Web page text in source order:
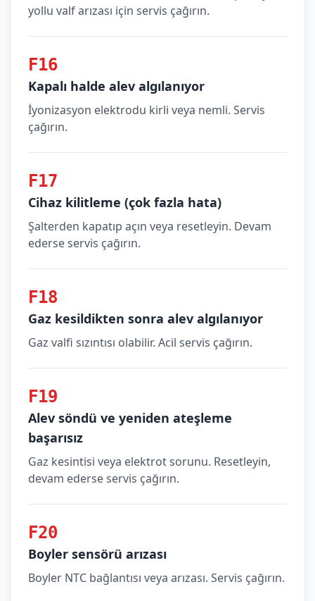
yollu valf arızası için servis çağırın.
F16
Kapalı halde alev algılanıyor
İyonizasyon elektrodu kirli veya nemli. Servis
çağırın.
F17
Cihaz kilitleme (çok fazla hata)
Şalterden kapatıp açın veya resetleyin. Devam
ederse servis çağırın.
F18
Gaz kesildikten sonra alev algılanıyor
Gaz valfi sızıntısı olabilir. Acil servis çağırın.
F19
Alev söndü ve yeniden ateşleme
başarısız
Gaz kesintisi veya elektrot sorunu. Resetleyin,
devam ederse servis çağırın.
F20
Boyler sensörü arızası
Boyler NTC bağlantısı veya arızası. Servis çağırın.